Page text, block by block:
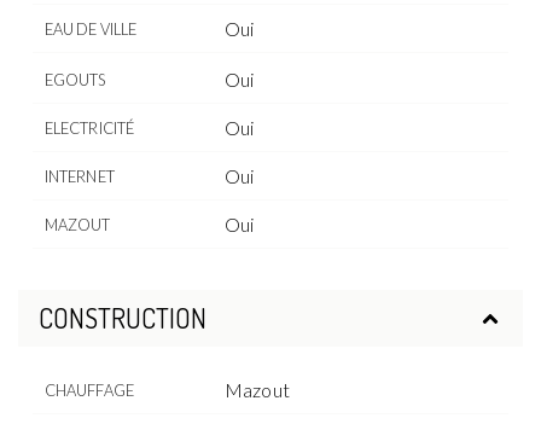
EAU DE VILLE Oui
EGOUTS Oui
ELECTRICITÉ Oui
INTERNET Oui
MAZOUT Oui
CONSTRUCTION
CHAUFFAGE Mazout